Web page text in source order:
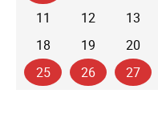
11
12 13
18
19 20
25
26 27